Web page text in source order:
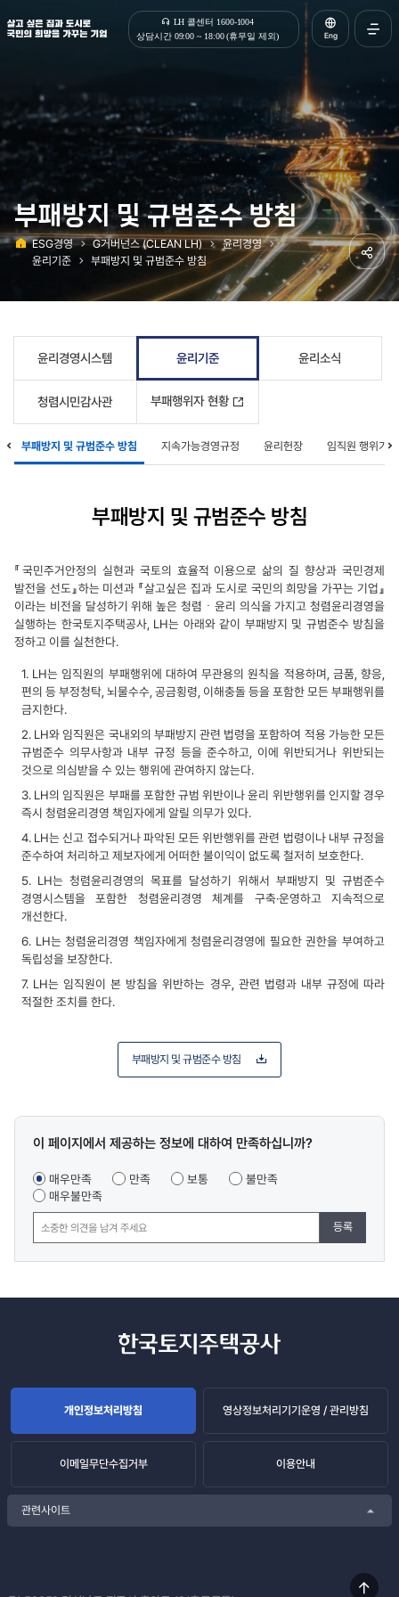
살고 싶은 집과 도시로 국민의 희망을 가꾸는 기업 | 한국토지주택공사
LH 콜센터 1600-1004
상담시간 09:00 ~ 18:00 (휴무일 제외)
Eng
열기
부패방지 및 규범준수 방침
ESG경영 G거버넌스 (CLEAN LH)
윤리경영
윤리기준
부패방지 및 규범준수 방침
공유
윤리경영시스템 윤리기준 윤리소식
청렴시민감사관 부패행위자 현황
부패방지 및 규범준수 방침 지속가능경영규정 윤리헌장 임직원 행위기준
부패방지 및 규범준수 방침
『국민주거안정의 실현과 국토의 효율적 이용으로 삶의 질 향상과 국민경제
발전을 선도』하는 미션과 『살고싶은 집과 도시로 국민의 희망을 가꾸는 기업』
이라는 비전을 달성하기 위해 높은 청렴ㆍ윤리 의식을 가지고 청렴윤리경영을
실행하는 한국토지주택공사, LH는 아래와 같이 부패방지 및 규범준수 방침을
정하고 이를 실천한다.
1. LH는 임직원의 부패행위에 대하여 무관용의 원칙을 적용하며, 금품, 향응,
편의 등 부정청탁, 뇌물수수, 공금횡령, 이해충돌 등을 포함한 모든 부패행위를
금지한다.
2. LH와 임직원은 국내외의 부패방지 관련 법령을 포함하여 적용 가능한 모든
규범준수 의무사항과 내부 규정 등을 준수하고, 이에 위반되거나 위반되는
것으로 의심받을 수 있는 행위에 관여하지 않는다.
3. LH의 임직원은 부패를 포함한 규범 위반이나 윤리 위반행위를 인지할 경우
즉시 청렴윤리경영 책임자에게 알릴 의무가 있다.
4. LH는 신고 접수되거나 파악된 모든 위반행위를 관련 법령이나 내부 규정을
준수하여 처리하고 제보자에게 어떠한 불이익이 없도록 철저히 보호한다.
5. LH는 청렴윤리경영의 목표를 달성하기 위해서 부패방지 및 규범준수
경영시스템을 포함한 청렴윤리경영 체계를 구축·운영하고 지속적으로
개선한다.
6. LH는 청렴윤리경영 책임자에게 청렴윤리경영에 필요한 권한을 부여하고
독립성을 보장한다.
7. LH는 임직원이 본 방침을 위반하는 경우, 관련 법령과 내부 규정에 따라
적절한 조치를 한다.
부패방지 및 규범준수 방침
콘텐츠
조사
이 페이지에서 제공하는 정보에 대하여 만족하십니까?
매우만족 만족 보통
불만족
매우불만족
등록
개인정보처리방침 영상정보처리기기운영 / 관리방침
이메일무단수집거부 이용안내
관련사이트
상단